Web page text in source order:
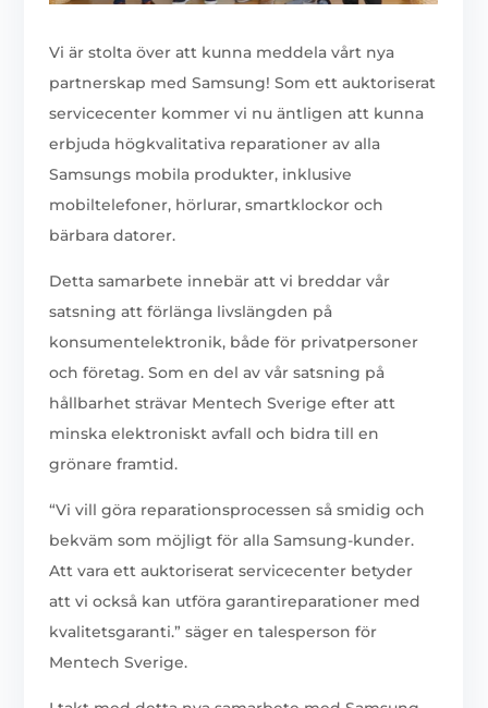
Vi är stolta över att kunna meddela vårt nya
partnerskap med Samsung! Som ett auktoriserat
servicecenter kommer vi nu äntligen att kunna
erbjuda högkvalitativa reparationer av alla
Samsungs mobila produkter, inklusive
mobiltelefoner, hörlurar, smartklockor och
bärbara datorer.
Detta samarbete innebär att vi breddar vår
satsning att förlänga livslängden på
konsumentelektronik, både för privatpersoner
och företag. Som en del av vår satsning på
hållbarhet strävar Mentech Sverige efter att
minska elektroniskt avfall och bidra till en
grönare framtid.
“Vi vill göra reparationsprocessen så smidig och
bekväm som möjligt för alla Samsung-kunder.
Att vara ett auktoriserat servicecenter betyder
att vi också kan utföra garantireparationer med
kvalitetsgaranti.” säger en talesperson för
Mentech Sverige.